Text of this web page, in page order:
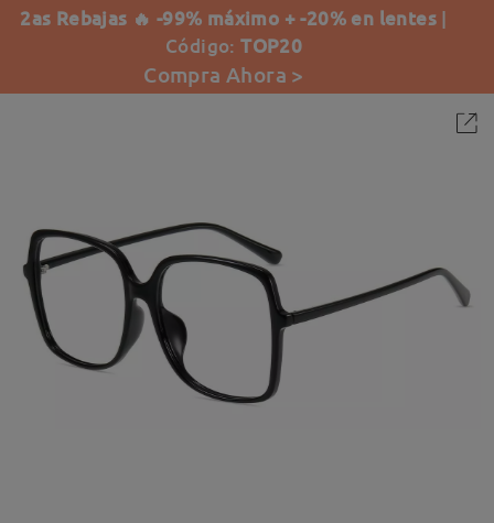
2as Rebajas 🔥 -99% máximo + -20% en lentes |
Código:TOP20
Compra Ahora >